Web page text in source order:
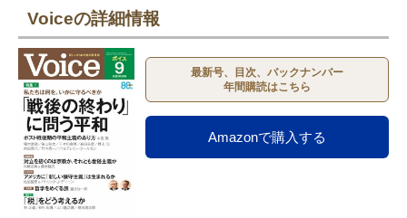
Voiceの詳細情報
最新号、目次、バックナンバー
年間購読はこちら
Amazonで購入する